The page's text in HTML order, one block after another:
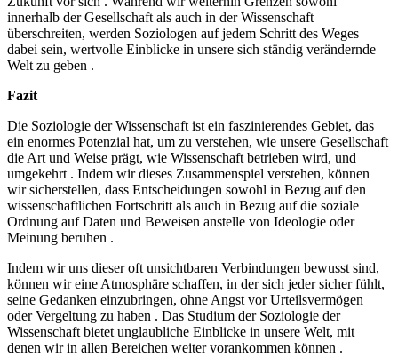
innerhalb der Gesellschaft als auch in der Wissenschaft
überschreiten, werden Soziologen auf jedem Schritt des Weges
dabei sein, wertvolle Einblicke in unsere sich ständig verändernde
Welt zu geben .
Fazit
Die Soziologie der Wissenschaft ist ein faszinierendes Gebiet, das
ein enormes Potenzial hat, um zu verstehen, wie unsere Gesellschaft
die Art und Weise prägt, wie Wissenschaft betrieben wird, und
umgekehrt . Indem wir dieses Zusammenspiel verstehen, können
wir sicherstellen, dass Entscheidungen sowohl in Bezug auf den
wissenschaftlichen Fortschritt als auch in Bezug auf die soziale
Ordnung auf Daten und Beweisen anstelle von Ideologie oder
Meinung beruhen .
Indem wir uns dieser oft unsichtbaren Verbindungen bewusst sind,
können wir eine Atmosphäre schaffen, in der sich jeder sicher fühlt,
seine Gedanken einzubringen, ohne Angst vor Urteilsvermögen
oder Vergeltung zu haben . Das Studium der Soziologie der
Wissenschaft bietet unglaubliche Einblicke in unsere Welt, mit
denen wir in allen Bereichen weiter vorankommen können .